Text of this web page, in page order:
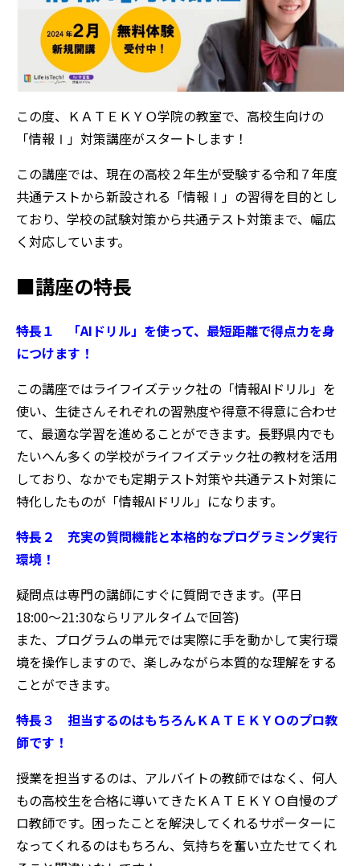
この度、ＫＡＴＥＫＹＯ学院の教室で、高校生向けの
「情報Ⅰ」対策講座がスタートします！
この講座では、現在の高校２年生が受験する令和７年度
共通テストから新設される「情報Ⅰ」の習得を目的とし
ており、学校の試験対策から共通テスト対策まで、幅広
く対応しています。
■講座の特長
特長１ 「AIドリル」を使って、最短距離で得点力を身
につけます！
この講座ではライフイズテック社の「情報AIドリル」を
使い、生徒さんそれぞれの習熟度や得意不得意に合わせ
て、最適な学習を進めることができます。長野県内でも
たいへん多くの学校がライフイズテック社の教材を活用
しており、なかでも定期テスト対策や共通テスト対策に
特化したものが「情報AIドリル」になります。
特長２ 充実の質問機能と本格的なプログラミング実行
環境！
疑問点は専門の講師にすぐに質問できます。(平日
18:00〜21:30ならリアルタイムで回答)
また、プログラムの単元では実際に手を動かして実行環
境を操作しますので、楽しみながら本質的な理解をする
ことができます。
特長３ 担当するのはもちろんＫＡＴＥＫＹＯのプロ教
師です！
授業を担当するのは、アルバイトの教師ではなく、何人
もの高校生を合格に導いてきたＫＡＴＥＫＹＯ自慢のプ
ロ教師です。困ったことを解決してくれるサポーターに
なってくれるのはもちろん、気持ちを奮い立たせてくれ